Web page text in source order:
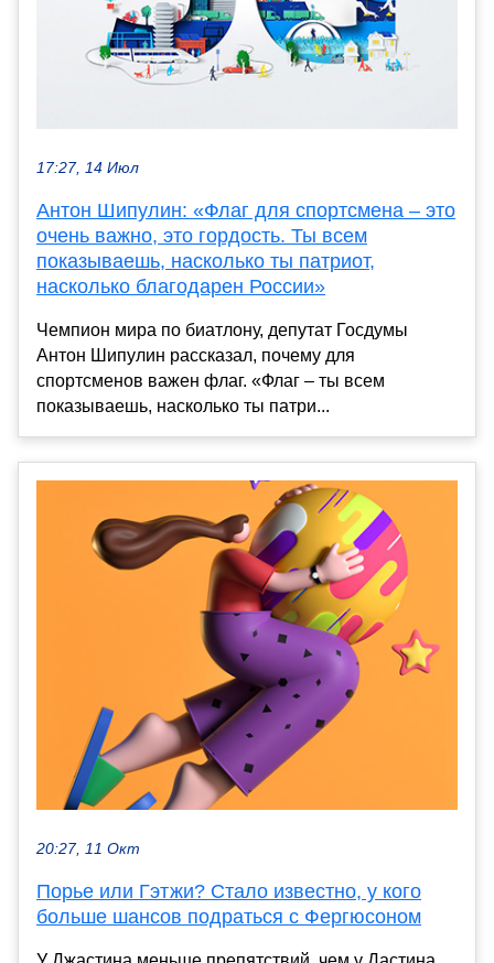
17:27, 14 Июл
Антон Шипулин: «Флаг для спортсмена – это
очень важно, это гордость. Ты всем
показываешь, насколько ты патриот,
насколько благодарен России»
Чемпион мира по биатлону, депутат Госдумы
Антон Шипулин рассказал, почему для
спортсменов важен флаг. «Флаг – ты всем
показываешь, насколько ты патри...
20:27, 11 Окт
Порье или Гэтжи? Стало известно, у кого
больше шансов подраться с Фергюсоном